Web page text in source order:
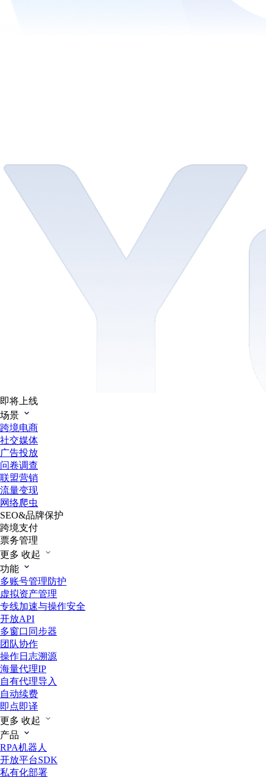
即将上线
场景
跨境电商
社交媒体
广告投放
问卷调查
联盟营销
流量变现
网络爬虫
SEO&品牌保护
跨境支付
票务管理
更多 收起
功能
多账号管理防护
虚拟资产管理
专线加速与操作安全
开放API
多窗口同步器
团队协作
操作日志溯源
海量代理IP
自有代理导入
自动续费
即点即译
更多 收起
产品
RPA机器人
开放平台SDK
私有化部署